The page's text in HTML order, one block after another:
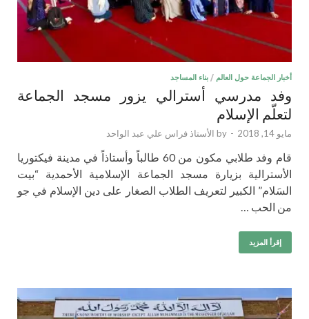
أخبار الجماعة حول العالم / بناء المساجد
وفد مدرسي أسترالي يزور مسجد الجماعة
لتعلّم الإسلام
مايو 14, 2018 -
by الأستاذ فراس علي عبد الواحد
قام وفد طلابي مكون من 60 طالباً وأستاذاً في مدينة فيكتوريا
الأسترالية بزيارة مسجد الجماعة الإسلامية الأحمدية “بيت
السَلام” الكبير لتعريف الطلاب الصغار على دين الإسلام في جو
من الحب …
إقرأ المزيد